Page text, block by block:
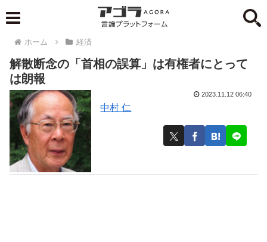
ホーム 経済
解散断念の「首相の誤算」は有権者にとって
は朗報
中村 仁
2023.11.12 06:40